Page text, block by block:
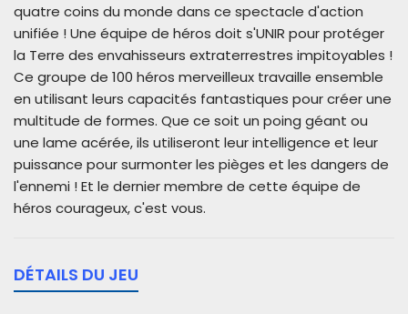
quatre coins du monde dans ce spectacle d'action
unifiée ! Une équipe de héros doit s'UNIR pour protéger
la Terre des envahisseurs extraterrestres impitoyables !
Ce groupe de 100 héros merveilleux travaille ensemble
en utilisant leurs capacités fantastiques pour créer une
multitude de formes. Que ce soit un poing géant ou
une lame acérée, ils utiliseront leur intelligence et leur
puissance pour surmonter les pièges et les dangers de
l'ennemi ! Et le dernier membre de cette équipe de
héros courageux, c'est vous.
DÉTAILS DU JEU